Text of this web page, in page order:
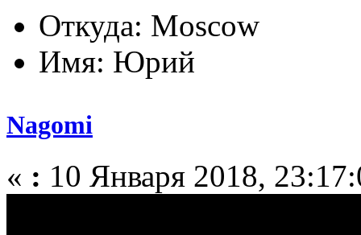
Откуда: Moscow
Имя: Юрий
Nagomi
« : 10 Января 2018,